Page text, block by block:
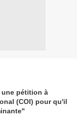
pétition à
(COI) pour qu'il